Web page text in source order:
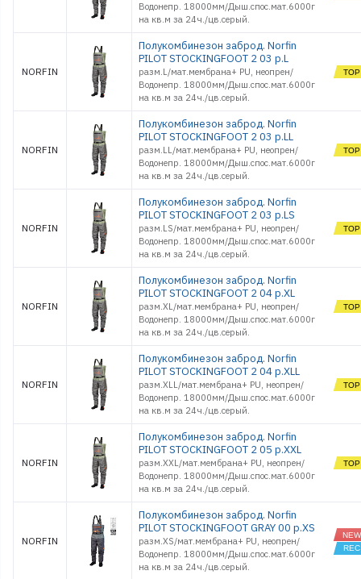
Водонепр. 18000мм/Дыш.спос.мат.6000г
на кв.м за 24ч./цв.серый.
NORFIN
Полукомбинезон заброд. Norfin
PILOT STOCKINGFOOT 2 03 р.L
разм.L/мат.мембрана+ PU, неопрен/
Водонепр. 18000мм/Дыш.спос.мат.6000г
на кв.м за 24ч./цв.серый.
NORFIN
Полукомбинезон заброд. Norfin
PILOT STOCKINGFOOT 2 03 р.LL
разм.LL/мат.мембрана+ PU, неопрен/
Водонепр. 18000мм/Дыш.спос.мат.6000г
на кв.м за 24ч./цв.серый.
NORFIN
Полукомбинезон заброд. Norfin
PILOT STOCKINGFOOT 2 03 р.LS
разм.LS/мат.мембрана+ PU, неопрен/
Водонепр. 18000мм/Дыш.спос.мат.6000г
на кв.м за 24ч./цв.серый.
NORFIN
Полукомбинезон заброд. Norfin
PILOT STOCKINGFOOT 2 04 р.XL
разм.XL/мат.мембрана+ PU, неопрен/
Водонепр. 18000мм/Дыш.спос.мат.6000г
на кв.м за 24ч./цв.серый.
NORFIN
Полукомбинезон заброд. Norfin
PILOT STOCKINGFOOT 2 04 р.XLL
разм.XLL/мат.мембрана+ PU, неопрен/
Водонепр. 18000мм/Дыш.спос.мат.6000г
на кв.м за 24ч./цв.серый.
NORFIN
Полукомбинезон заброд. Norfin
PILOT STOCKINGFOOT 2 05 р.XXL
разм.XXL/мат.мембрана+ PU, неопрен/
Водонепр. 18000мм/Дыш.спос.мат.6000г
на кв.м за 24ч./цв.серый.
NORFIN
Полукомбинезон заброд. Norfin
PILOT STOCKINGFOOT GRAY 00 р.XS
разм.XS/мат.мембрана+ PU, неопрен/
Водонепр. 18000мм/Дыш.спос.мат.6000г
на кв.м за 24ч./цв.серый.